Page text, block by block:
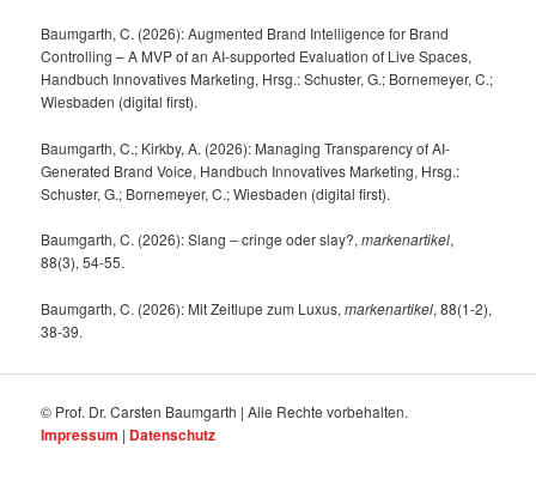
Baumgarth, C. (2026): Augmented Brand Intelligence for Brand
Controlling – A MVP of an AI-supported Evaluation of Live Spaces,
Handbuch Innovatives Marketing, Hrsg.: Schuster, G.; Bornemeyer, C.;
Wiesbaden (digital first).
Baumgarth, C.; Kirkby, A. (2026): Managing Transparency of AI-
Generated Brand Voice, Handbuch Innovatives Marketing, Hrsg.:
Schuster, G.; Bornemeyer, C.; Wiesbaden (digital first).
Baumgarth, C. (2026): Slang – cringe oder slay?,markenartikel,
88(3), 54-55.
Baumgarth, C. (2026): Mit Zeitlupe zum Luxus,markenartikel, 88(1-2),
38-39.
© Prof. Dr. Carsten Baumgarth | Alle Rechte vorbehalten.
Impressum | Datenschutz